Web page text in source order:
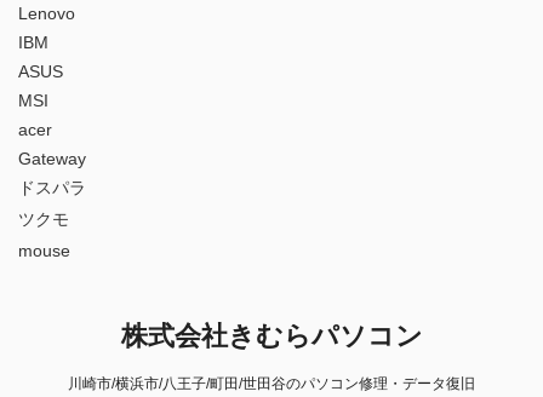
Lenovo
IBM
ASUS
MSI
acer
Gateway
ドスパラ
ツクモ
mouse
株式会社きむらパソコン
川崎市/横浜市/八王子/町田/世田谷のパソコン修理・データ復旧